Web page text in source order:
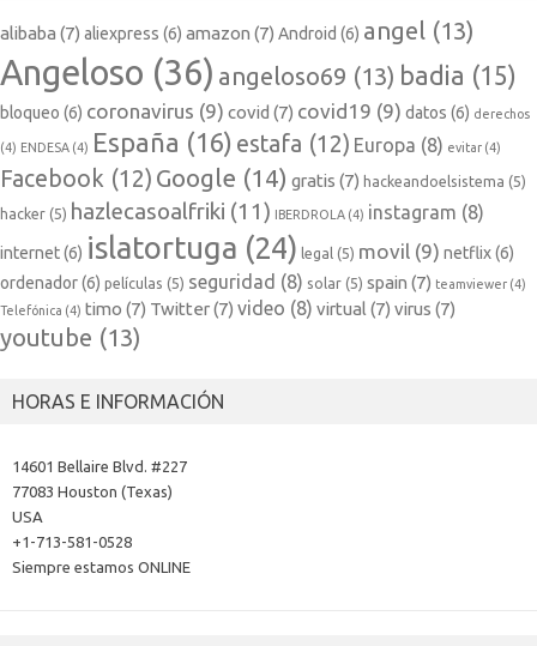
alibaba (7) aliexpress (6) amazon (7) Android (6) angel (13)
Angeloso (36) angeloso69 (13) badia (15)
bloqueo (6) coronavirus (9) covid (7) covid19 (9) datos (6) derechos
(4) ENDESA (4) España (16) estafa (12) Europa (8) evitar (4)
Facebook (12) Google (14) gratis (7) hackeandoelsistema (5)
hacker (5) hazlecasoalfriki (11) IBERDROLA (4) instagram (8)
internet(6) islatortuga (24) legal (5) movil (9) netflix(6)
ordenador(6) películas (5) seguridad (8) solar (5) spain (7) teamviewer (4)
Telefónica (4) timo (7) Twitter(7) video (8) virtual (7) virus (7)
youtube (13)
HORAS E INFORMACIÓN
14601 Bellaire Blvd. #227
77083 Houston (Texas)
USA
+1-713-581-0528
Siempre estamos ONLINE